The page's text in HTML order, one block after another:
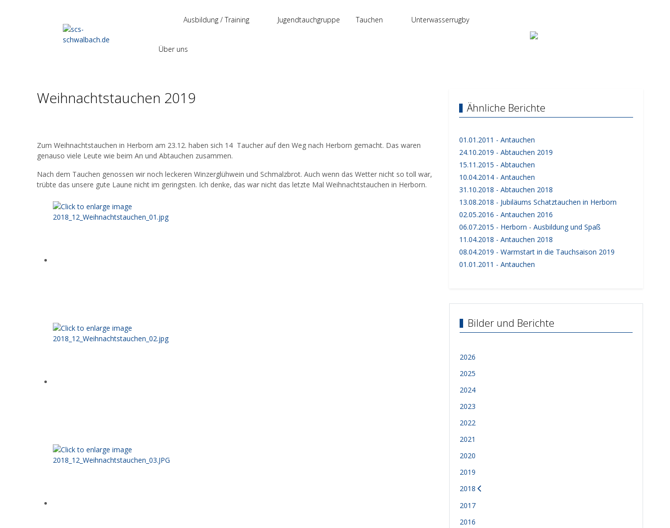
Ausbildung / Training Jugendtauchgruppe Tauchen Unterwasserrugby
Über uns
Weihnachtstauchen 2019
Zum Weihnachtstauchen in Herborn am 23.12. haben sich 14 Taucher auf den Weg nach Herborn gemacht. Das waren
genauso viele Leute wie beim An und Abtauchen zusammen.
Nach dem Tauchen genossen wir noch leckeren Winzerglühwein und Schmalzbrot. Auch wenn das Wetter nicht so toll war,
trübte das unsere gute Laune nicht im geringsten. Ich denke, das war nicht das letzte Mal Weihnachtstauchen in Herborn.
Ähnliche Berichte
01.01.2011 - Antauchen
24.10.2019 - Abtauchen 2019
15.11.2015 - Abtauchen
10.04.2014 - Antauchen
31.10.2018 - Abtauchen 2018
13.08.2018 - Jubiläums Schatztauchen in Herborn
02.05.2016 - Antauchen 2016
06.07.2015 - Herborn - Ausbildung und Spaß
11.04.2018 - Antauchen 2018
08.04.2019 - Warmstart in die Tauchsaison 2019
01.01.2011 - Antauchen
Bilder und Berichte
2026
2025
2024
2023
2022
2021
2020
2019
2018
2017
2016